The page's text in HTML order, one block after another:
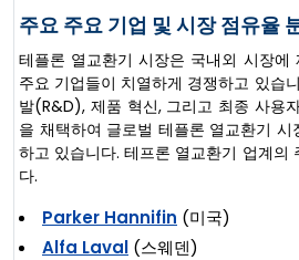
주요 주요 기업 및 시장 점유율
테플론 열교환기 시장은 국내외 시장에
주요 기업들이 치열하게 경쟁하고 있습
발(R&D), 제품 혁신, 그리고 최종 사용
을 채택하여 글로벌 테플론 열교환기
하고 있습니다. 테프론 열교환기 업계의
다.
Parker Hannifin (미국)
Alfa Laval (스웨덴)